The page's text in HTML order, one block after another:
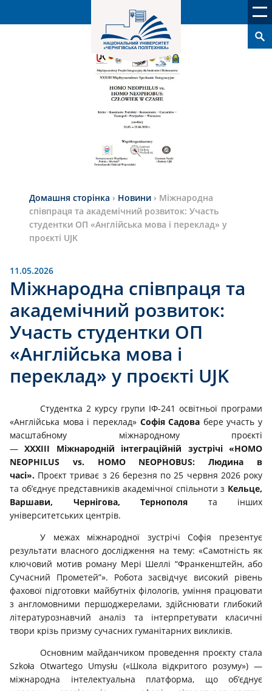
Домашня сторінка › Новини › Міжнародна
співпраця та академічний розвиток: Участь
студентки ОП «Англійська мова і переклад» у
проєкті UJK
11.05.2026
Міжнародна співпраця та
академічний розвиток:
Участь студентки ОП
«Англійська мова і
переклад» у проєкті UJK
Студентка 2 курсу групи ІФ-241 освітньої програми
«Англійська мова і переклад» Софія Садова бере участь у
масштабному міжнародному проєкті
—XXXIII Міжнародній інтеграційній зустрічі «HOMO
NEOPHILUS vs. HOMO NEOPHOBUS: Людина в
часі». Проєкт триває з 26 березня по 25 червня 2026 року
та об’єднує представників академічної спільноти з Кельце,
Варшави, Чернігова, Тернополя та інших
університетських центрів.
У межах міжнародної зустрічі Софія презентує
результати власного дослідження на тему: «Самотність як
ключовий мотив роману Мері Шеллі “Франкенштейн, або
Сучасний Прометей”». Робота засвідчує високий рівень
фахової підготовки майбутніх філологів, уміння працювати
з англомовними першоджерелами, здійснювати глибокий
літературознавчий аналіз та інтерпретувати класичні
твори крізь призму сучасних гуманітарних викликів.
Основним майданчиком проведення проєкту стала
Szkoła Otwartego Umysłu («Школа відкритого розуму») —
міжнародна інтелектуальна платформа, що об’єднує